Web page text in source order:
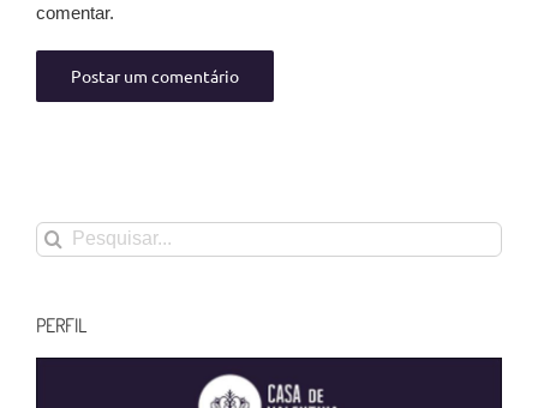
comentar.
Buscar
resultados
PERFIL